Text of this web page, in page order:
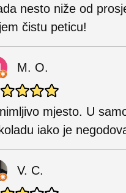
nesto niže od
čistu peticu!
M. O.
mjesto. U
iako je
V. C.